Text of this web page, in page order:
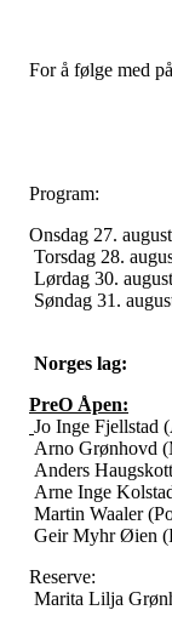
For å følge med
Program:
Onsdag 27.
Torsdag 28.
Lørdag 30.
Søndag 31.
Norges lag:
PreO Åpen:
Jo Inge Fjellstad
Arno Grønhovd
Anders
Arne Inge
Martin Waaler
Geir Myhr Øien
Reserve:
Marita Lilja